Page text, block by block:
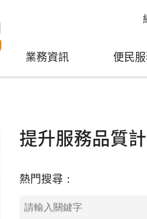
業務資訊 便民
提升服務品質
熱門搜尋：